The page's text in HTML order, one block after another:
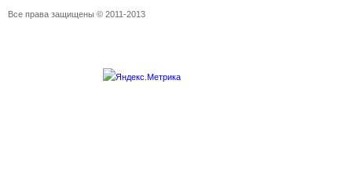
Все права защищены © 2011-2013